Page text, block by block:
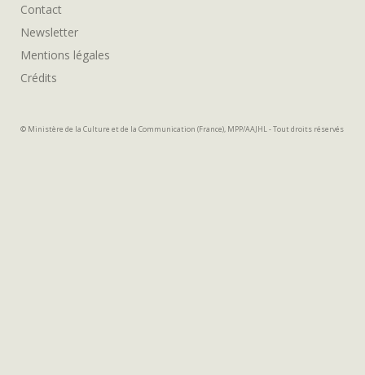
© Ministère de la Culture et de la Communication (France), MPP/AAJHL - Tout droits réservés
Contact
Newsletter
Mentions légales
Crédits